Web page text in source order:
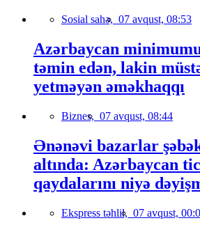
Sosial sahə, 07 avqust, 08:53
Azərbaycan
təmin edən, lakin
yetməyən əməkhaqqı
Biznes, 07 avqust, 08:44
Ənənəvi bazarlar
altında: Azərbaycan
qaydalarını niyə
Ekspress təhlil, 07 avqust,